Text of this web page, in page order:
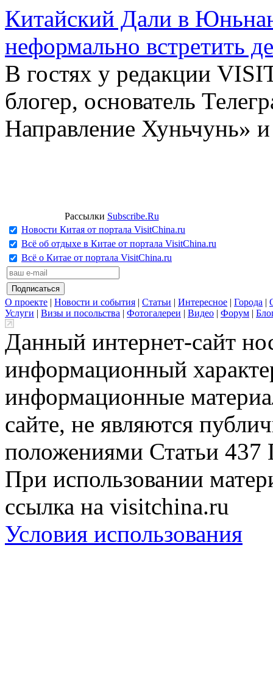
Китайский Дали в
неформально встретить
В гостях у редакции
блогер, основатель
Направление Хуньчунь»
Рассылки Subscribe.Ru
Новости Китая от портала VisitChina.ru
Всё об отдыхе в Китае от портала VisitChina.ru
Всё о Китае от портала VisitChina.ru
О проекте | Новости и события | Статьи | Интересное | Города |
Услуги | Визы и посольства | Фотогалереи | Видео | Форум |
Данный интернет-сайт
информационный
информационные
сайте, не являются
положениями Статьи 437
При использовании
ссылка на visitchina.ru
Условия использования